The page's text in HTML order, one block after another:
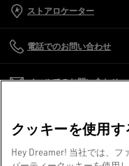
ストアロケーター
電話でのお問い合わせ
メールでのお問い合わせ
企業情報
クッキーを使用す
Hey Dreamer! 当社では、フ